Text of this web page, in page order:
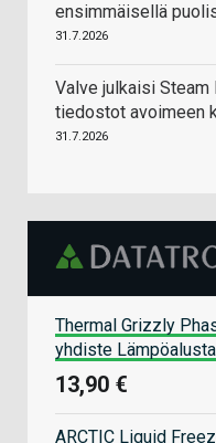
ensimmäisellä
31.7.2026
Valve julkaisi Steam
tiedostot avoimeen
31.7.2026
Thermal Grizzly
yhdiste
13,90 €
ARCTIC Liquid